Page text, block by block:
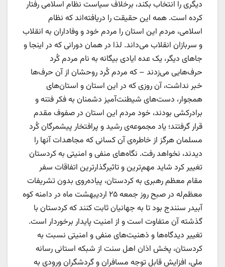
دیگری را انتخاب بکند، برخلاف سیاست نظام اسلامی رفتار
کرده است. همه این حقیقت را دریافته‌اند که نظام
اسلامی، مردم این استان را مردم خود و وفاداران به انقلاب
و سربازان انقلاب می‌داند. لذا در همان دورانی که در اینجا و
جاهای دیگر، یک عده ایادی بیگانه به نام مردم کُرد
حرف‌هایی می‌زدند – که مردم کُرد روحشان از آن حرف‌ها
خبر نداشت، آن روزی که در این استان و استان‌های
همجوار، دست‌های شیطنت‌آمیز دشمنان به فکر فتنه و
برادرکشی بودند، خود مردم این استان در صفوف مقدم
قرار گرفتند؛ یاد مجموعه‌ی رشید و پرافتخار پیشمرگان کُرد
مسلمان هرگز از خاطره‌ی آن کسانی که مجاهدات آنها را
دیدند، نخواهد رفت. نگاه‌های منفی و امنیتی به کردستان
تغییر کرد شاید مهم‌ترین و تاثیرگذارترین اتفاقات سفر
مقام معظم رهبری به کردستان، پیاده‌روی بدون تشریفات
معظم‌له در صبح روز جمعه ۲۵ اردیبهشت ماه در دامنه کوه
آبیدر سنندج بود تا به جهانیان ثابت کنند که کردستان با
گذشته آن متفاوت است و از امنیت پایدار برخوردار است.
تغییر دیدگاه‌ها و ذهنیت‌های منفی و امنیتی نسبت به
کردستان، پخش اذان اهل سنت از شبکه استانی رسانه
ملی، افزایش قابل توجه مسافران و گردشگران ورودی به